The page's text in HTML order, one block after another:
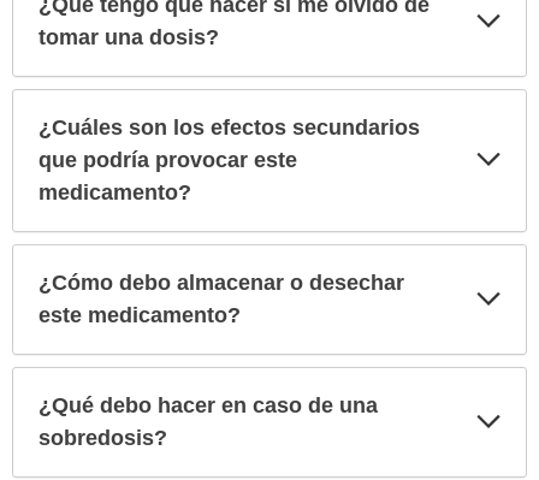
¿Qué tengo que hacer si me olvido de
tomar una dosis?
¿Cuáles son los efectos secundarios
que podría provocar este
medicamento?
¿Cómo debo almacenar o desechar
este medicamento?
¿Qué debo hacer en caso de una
sobredosis?